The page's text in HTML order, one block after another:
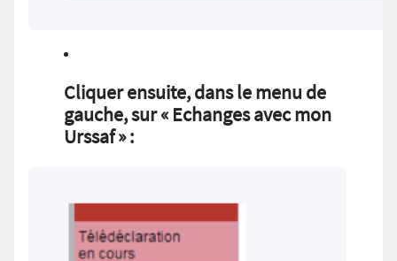
Cliquer ensuite, dans le menu de
gauche, sur « Echanges avec mon
Urssaf » :